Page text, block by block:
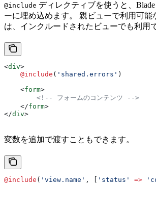
@include ディレクティブを使うと、
ーに埋め込めます。 親ビューで利用可能
は、インクルードされたビューでも利用
<div>
    @include
( 'shared.errors' )
    <
form>
        <!-- フォームのコンテンツ -->
    </
form>
</div>
変数を追加で渡すこともできます。
@include ( 'view.name' , [ 'status' =>